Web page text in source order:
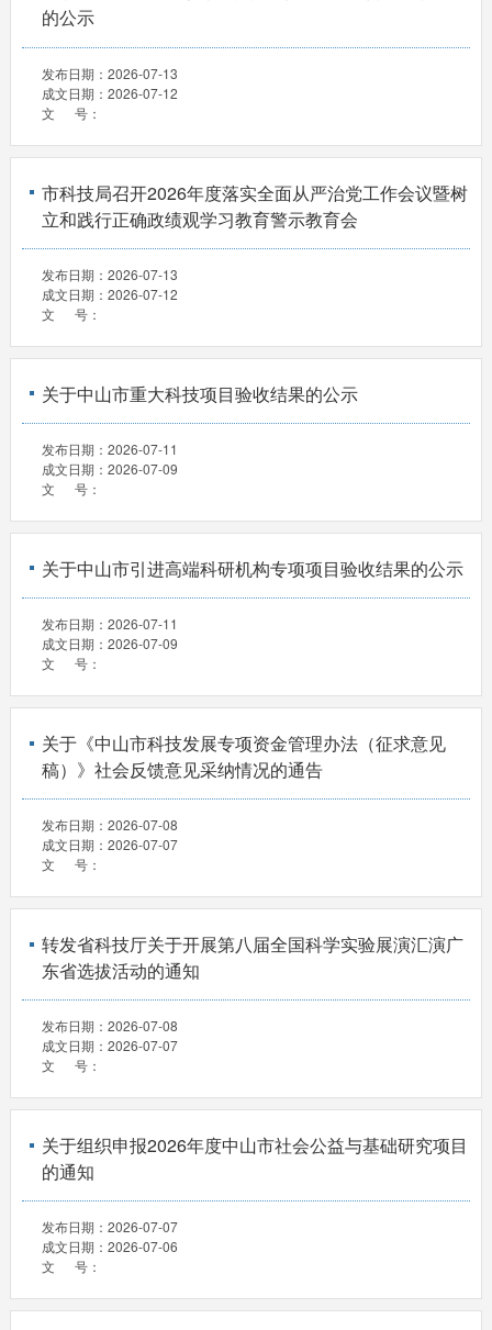
的公示
发布日期： 2026-07-13
成文日期： 2026-07-12
文 号：
市科技局召开2026年度落实全面从严治党工作会议暨树
立和践行正确政绩观学习教育警示教育会
发布日期： 2026-07-13
成文日期： 2026-07-12
文 号：
关于中山市重大科技项目验收结果的公示
发布日期： 2026-07-11
成文日期： 2026-07-09
文 号：
关于中山市引进高端科研机构专项项目验收结果的公示
发布日期： 2026-07-11
成文日期： 2026-07-09
文 号：
关于《中山市科技发展专项资金管理办法（征求意见
稿）》社会反馈意见采纳情况的通告
发布日期： 2026-07-08
成文日期： 2026-07-07
文 号：
转发省科技厅关于开展第八届全国科学实验展演汇演广
东省选拔活动的通知
发布日期： 2026-07-08
成文日期： 2026-07-07
文 号：
关于组织申报2026年度中山市社会公益与基础研究项目
的通知
发布日期： 2026-07-07
成文日期： 2026-07-06
文 号：